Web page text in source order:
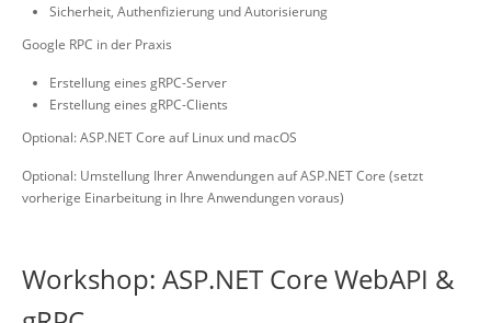
Sicherheit, Authenfizierung und Autorisierung
Google RPC in der Praxis
Erstellung eines gRPC-Server
Erstellung eines gRPC-Clients
Optional: ASP.NET Core auf Linux und macOS
Optional: Umstellung Ihrer Anwendungen auf ASP.NET Core (setzt
vorherige Einarbeitung in Ihre Anwendungen voraus)
Workshop: ASP.NET Core WebAPI &